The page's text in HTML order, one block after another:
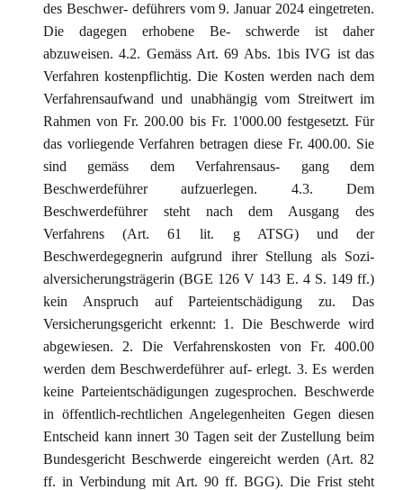
des Beschwer- deführers vom 9. Januar 2024 eingetreten.
Die dagegen erhobene Be- schwerde ist daher
abzuweisen. 4.2. Gemäss Art. 69 Abs. 1bis IVG ist das
Verfahren kostenpflichtig. Die Kosten werden nach dem
Verfahrensaufwand und unabhängig vom Streitwert im
Rahmen von Fr. 200.00 bis Fr. 1'000.00 festgesetzt. Für
das vorliegende Verfahren betragen diese Fr. 400.00. Sie
sind gemäss dem Verfahrensaus- gang dem
Beschwerdeführer aufzuerlegen. 4.3. Dem
Beschwerdeführer steht nach dem Ausgang des
Verfahrens (Art. 61 lit. g ATSG) und der
Beschwerdegegnerin aufgrund ihrer Stellung als Sozi-
alversicherungsträgerin (BGE 126 V 143 E. 4 S. 149 ff.)
kein Anspruch auf Parteientschädigung zu. Das
Versicherungsgericht erkennt: 1. Die Beschwerde wird
abgewiesen. 2. Die Verfahrenskosten von Fr. 400.00
werden dem Beschwerdeführer auf- erlegt. 3. Es werden
keine Parteientschädigungen zugesprochen. Beschwerde
in öffentlich-rechtlichen Angelegenheiten Gegen diesen
Entscheid kann innert 30 Tagen seit der Zustellung beim
Bundesgericht Beschwerde eingereicht werden (Art. 82
ff. in Verbindung mit Art. 90 ff. BGG). Die Frist steht